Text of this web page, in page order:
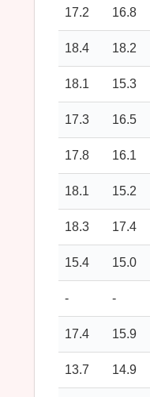
17.2 16.8
18.4 18.2
18.1 15.3
17.3 16.5
17.8 16.1
18.1 15.2
18.3 17.4
15.4 15.0
- -
17.4 15.9
13.7 14.9